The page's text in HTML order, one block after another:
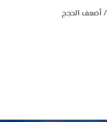
/ أضعف الحجج